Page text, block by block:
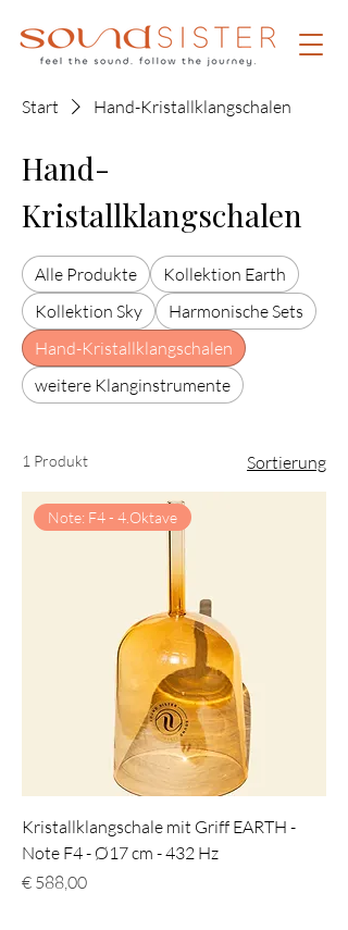
Start Hand-Kristallklangschalen
Hand-
Kristallklangschalen
Alle Produkte
Kollektion Earth
Kollektion Sky
Harmonische Sets
Hand-Kristallklangschalen
weitere Klanginstrumente
1 Produkt Sortierung
Note: F4 - 4.Oktave
Kristallklangschale mit Griff EARTH -
Note F4 - Ø17 cm - 432 Hz
Preis
€ 588,00